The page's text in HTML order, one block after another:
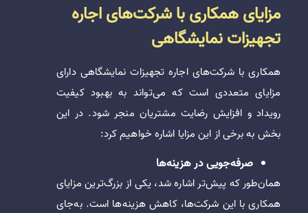
مزایای همکاری با شرکت‌های اجاره
تجهیزات نمایشگاهی
همکاری با شرکت‌های اجاره تجهیزات نمایشگاهی دارای
مزایای متعددی است که می‌تواند به بهبود کیفیت
رویداد و افزایش رضایت مشتریان منجر شود. در این
بخش به برخی از این مزایا اشاره خواهیم کرد:
صرفه‌جویی در هزینه‌ها
همان‌طور که پیش‌تر اشاره شد، یکی از بزرگ‌ترین مزایای
همکاری با این شرکت‌ها، کاهش هزینه‌ها است. به‌جای